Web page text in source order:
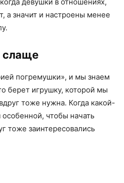
а значит и настроены менее
слаще
погремушки», и мы знаем
берет игрушку, которой мы
тоже нужна. Когда какой-
чтобы начать
тоже заинтересовались